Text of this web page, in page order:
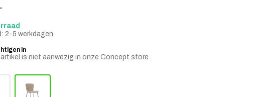
2-5 werkdagen
in
artikel is niet aanwezig in onze Concept store